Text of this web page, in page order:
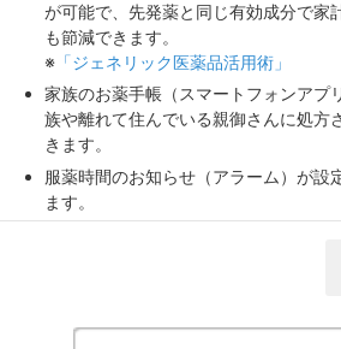
が可能で、先発薬と同じ有効成分で家
も節減できます。
※「ジェネリック医薬品活用術」
家族のお薬手帳（スマートフォンアプ
族や離れて住んでいる親御さんに処方
きます。
服薬時間のお知らせ（アラーム）が設
ます。